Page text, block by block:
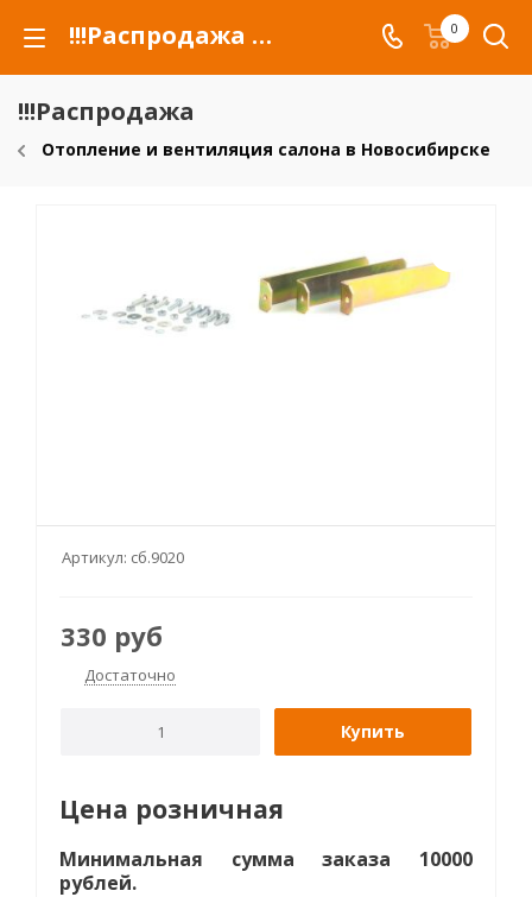
!!!Распродажа для автомобилей российских марок и сельхозтехники 0
!!!Распродажа
Отопление и вентиляция салона в Новосибирске
Артикул: сб.9020
330 руб
Достаточно
Купить
Цена розничная
Минимальная сумма заказа 10000
рублей.